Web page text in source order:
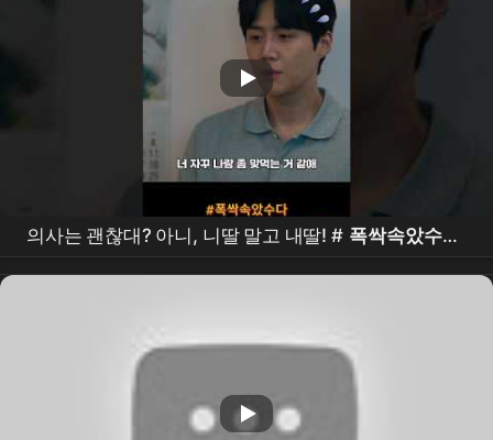
의사는 괜찮대? 아니, 니딸 말고 내딸! # 폭싹속았수다
#폭싹 # 넷플릭스